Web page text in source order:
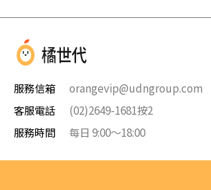
服務信箱
orangevip@udngroup.com
客服電話
(02)2649-1681按2
服務時間
每日 9:00～18:00